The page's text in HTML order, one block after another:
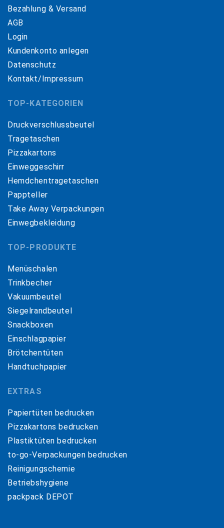
Bezahlung & Versand
AGB
Login
Kundenkonto anlegen
Datenschutz
Kontakt/Impressum
TOP-KATEGORIEN
Druckverschlussbeutel
Tragetaschen
Pizzakartons
Einweggeschirr
Hemdchentragetaschen
Pappteller
Take Away Verpackungen
Einwegbekleidung
TOP-PRODUKTE
Menüschalen
Trinkbecher
Vakuumbeutel
Siegelrandbeutel
Snackboxen
Einschlagpapier
Brötchentüten
Handtuchpapier
EXTRAS
Papiertüten bedrucken
Pizzakartons bedrucken
Plastiktüten bedrucken
to-go-Verpackungen bedrucken
Reinigungschemie
Betriebshygiene
packpack DEPOT